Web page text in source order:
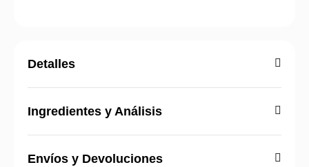
Detalles
Ingredientes y Análisis
Envíos y Devoluciones